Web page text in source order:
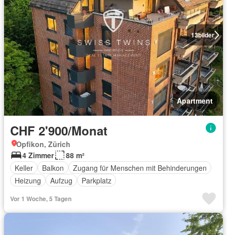
13bilder
Apartment
CHF 2'900/Monat
Opfikon, Zürich
4 Zimmer
88 m²
Keller
Balkon
Zugang für Menschen mit Behinderungen
Heizung
Aufzug Parkplatz
Vor 1 Woche, 5 Tagen